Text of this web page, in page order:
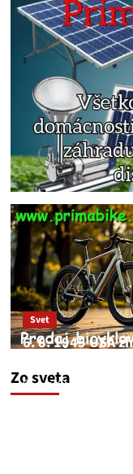
Zo sveta
Svet
6. 8. 1945 USA
JNS